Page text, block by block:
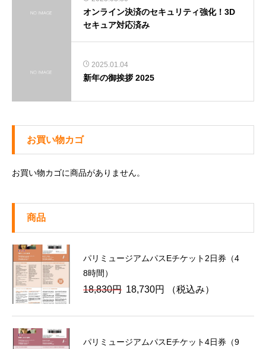
オンライン決済のセキュリティ強化！3D
セキュア対応済み
2025.01.04
新年の御挨拶 2025
お買い物カゴ
お買い物カゴに商品がありません。
商品
パリミュージアムパスEチケット2日券（4
8時間）
18,830円 元
価
18,730円
現
の
（税込み）
パリミュージアムパスEチケット4日券（9